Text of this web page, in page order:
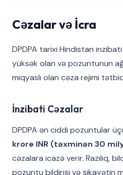
Cəzalar və İcra
DPDPA tarixi Hindistan
yüksək olan və pozuntunun
miqyaslı olan cəza rejimi
İnzibati Cəzalar
DPDPA ən ciddi pozuntular
krore INR (təxminən 30
cəzalara icazə verir. Razılıq,
pozuntu bildirişi və şikayətin